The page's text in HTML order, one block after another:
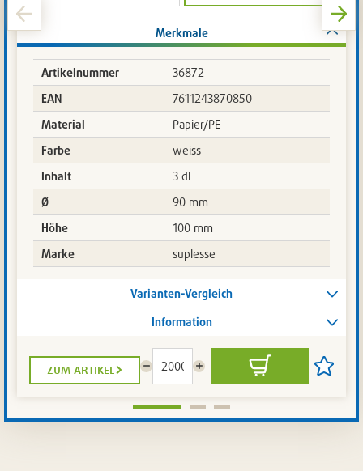
Merkmale
Artikelnummer
36872
EAN
7611243870850
Material
Papier/PE
Farbe
weiss
Inhalt
3 dl
Ø
90 mm
Höhe
100 mm
Marke
suplesse
Varianten-Vergleich
Information
zum artikel
Menge
reduzieren
Menge
erhöhen
In
den
Artikel
setzen